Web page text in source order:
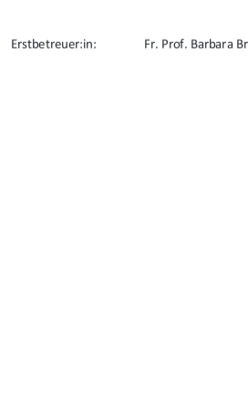
Erstbetreuer:in: Fr. Prof. Barbara